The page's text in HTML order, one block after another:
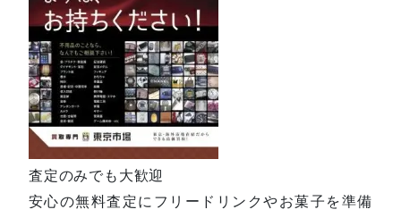
査定のみでも大歓迎
安心の無料査定にフリードリンクやお菓子を準備